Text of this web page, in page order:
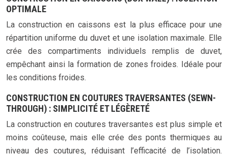
OPTIMALE
La construction en caissons est la plus efficace pour une
répartition uniforme du duvet et une isolation maximale. Elle
crée des compartiments individuels remplis de duvet,
empêchant ainsi la formation de zones froides. Idéale pour
les conditions froides.
CONSTRUCTION EN COUTURES TRAVERSANTES (SEWN-
THROUGH) : SIMPLICITÉ ET LÉGÈRETÉ
La construction en coutures traversantes est plus simple et
moins coûteuse, mais elle crée des ponts thermiques au
niveau des coutures, réduisant l’efficacité de l’isolation.